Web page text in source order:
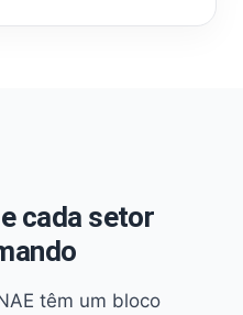
cada setor
têm um bloco